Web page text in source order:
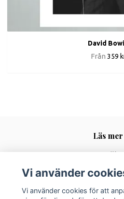
David
Från 359
Läs mer
Köpvillkor
Kontakt
Vi använder
Vi använder cookies för att